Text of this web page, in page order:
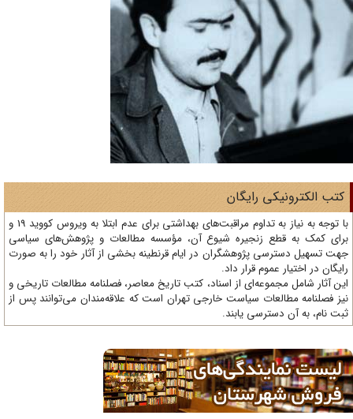
الکترونیکی رایگان
با توجه به نیاز به تداوم مراقبت‌های بهداشتی برای عدم ابتلا به ویروس کووید 19 و
کمک به قطع زنجیره شیوع آن، مؤسسه مطالعات و پژوهش‌های سیاسی
تسهیل دسترسی پژوهشگران در ایام قرنطینه بخشی از آثار خود را به صورت
در اختیار عموم قرار داد.
آثار شامل مجموعه‌ای از اسناد، کتب تاریخ معاصر، فصلنامه‌ مطالعات تاریخی و
فصلنامه مطالعات سیاست خارجی تهران است که علاقه‌مندان می‌توانند پس از
نام، به آن دسترسی یابند.